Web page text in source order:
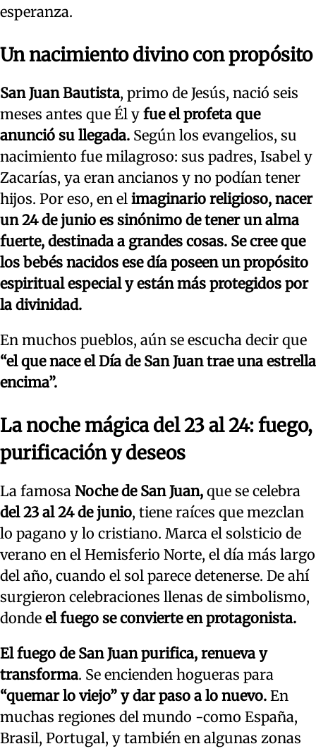
esperanza.
Un nacimiento divino con propósito
San Juan Bautista, primo de Jesús, nació seis
meses antes que Él y fue el profeta que
anunció su llegada. Según los evangelios, su
nacimiento fue milagroso: sus padres, Isabel y
Zacarías, ya eran ancianos y no podían tener
hijos. Por eso, en el imaginario religioso, nacer
un 24 de junio es sinónimo de tener un alma
fuerte, destinada a grandes cosas. Se cree que
los bebés nacidos ese día poseen un propósito
espiritual especial y están más protegidos por
la divinidad.
En muchos pueblos, aún se escucha decir que
“el que nace el Día de San Juan trae una estrella
encima”.
La noche mágica del 23 al 24: fuego,
purificación y deseos
La famosa Noche de San Juan, que se celebra
del 23 al 24 de junio, tiene raíces que mezclan
lo pagano y lo cristiano. Marca el solsticio de
verano en el Hemisferio Norte, el día más largo
del año, cuando el sol parece detenerse. De ahí
surgieron celebraciones llenas de simbolismo,
donde el fuego se convierte en protagonista.
El fuego de San Juan purifica, renueva y
transforma. Se encienden hogueras para
“quemar lo viejo” y dar paso a lo nuevo. En
muchas regiones del mundo -como España,
Brasil, Portugal, y también en algunas zonas